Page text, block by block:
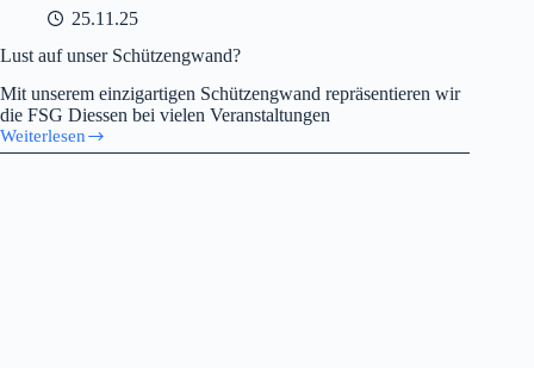
25.11.25
Lust auf unser Schützengwand?
Mit unserem einzigartigen Schützengwand repräsentieren wir
die FSG Diessen bei vielen Veranstaltungen
Weiterlesen
Lust